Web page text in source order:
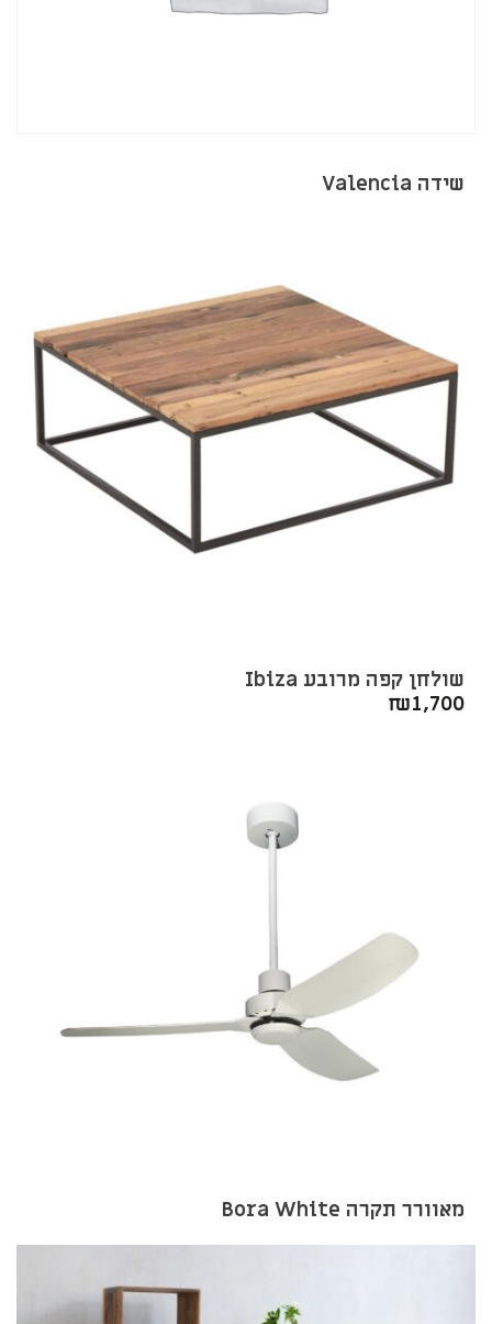
שידה Valencia
שולחן קפה מרובע Ibiza
₪1,700
מאוורר תקרה Bora White